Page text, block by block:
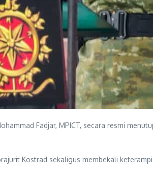
Fadjar, MPICT, secara resmi
Kostrad sekaligus membekali